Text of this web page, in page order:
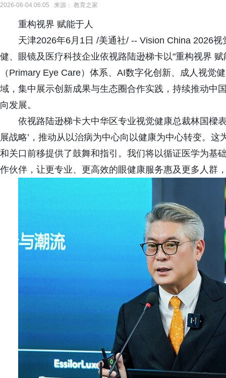
2026-06-04 06:05 来源： 教育之家
重构视界 赋能于人
天津2026年6月1日 /美通社/ -- Vision China 2026
健、眼镜及医疗科技企业依视路陆逊梯卡以"重构视界
（Primary Eye Care）体系、AI数字化创新、成人视觉
域，集中展示创新成果与生态圈合作实践，持续推动中
向发展。
依视路陆逊梯卡大中华区专业视觉健康总裁林国樑
展战略’，推动从以治病为中心向以健康为中心转变。
和关口前移提供了鼓舞和指引。我们将以循证医学为基
作伙伴，让更专业、更高效的眼健康服务惠及更多人群